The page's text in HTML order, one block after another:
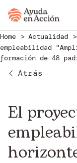
Home Actualidad
empleabilidad
formación de 48
Atrás
El